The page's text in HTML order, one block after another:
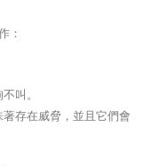
：
叫。
存在威脅，並且它們會